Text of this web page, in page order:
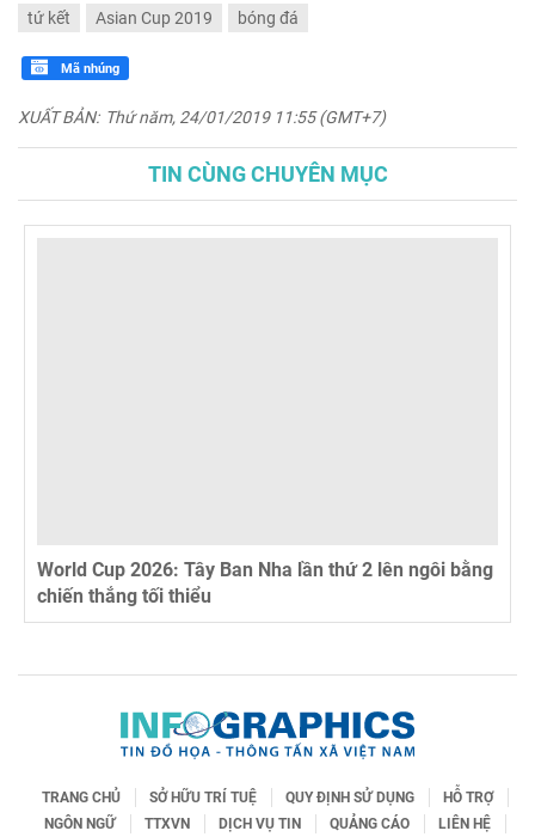
tứ kết
Asian Cup 2019 bóng đá
Mã nhúng
XUẤT BẢN: Thứ năm, 24/01/2019 11:55 (GMT+7)
TIN CÙNG CHUYÊN MỤC
World Cup 2026: Tây Ban Nha lần thứ 2 lên ngôi bằng
chiến thắng tối thiểu
TRANG CHỦ SỞ HỮU TRÍ TUỆ QUY ĐỊNH SỬ DỤNG
HỖ TRỢ
NGÔN NGỮ
TTXVN DỊCH VỤ TIN QUẢNG CÁO LIÊN HỆ